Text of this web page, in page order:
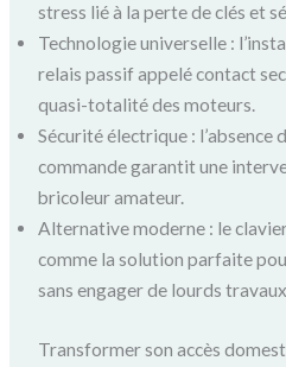
stress lié à la perte de clés et
Technologie universelle :
relais passif appelé contact
quasi-totalité des moteurs.
Sécurité électrique : l’absence
commande garantit une
bricoleur amateur.
Alternative moderne : le
comme la solution parfaite
sans engager de lourds
Transformer son accès